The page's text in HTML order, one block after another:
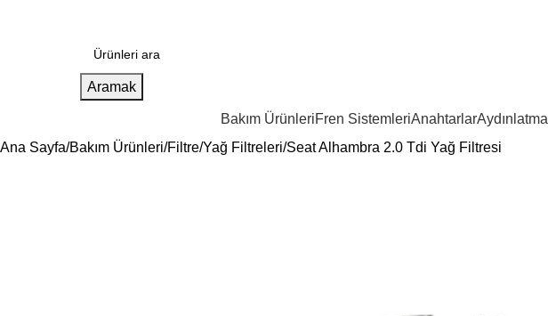
Aramak
Bakım ÜrünleriFren SistemleriAnahtarlarAydınlatma
Ana Sayfa Bakım Ürünleri Filtre Yağ Filtreleri Seat Alhambra 2.0 Tdi Yağ Filtresi